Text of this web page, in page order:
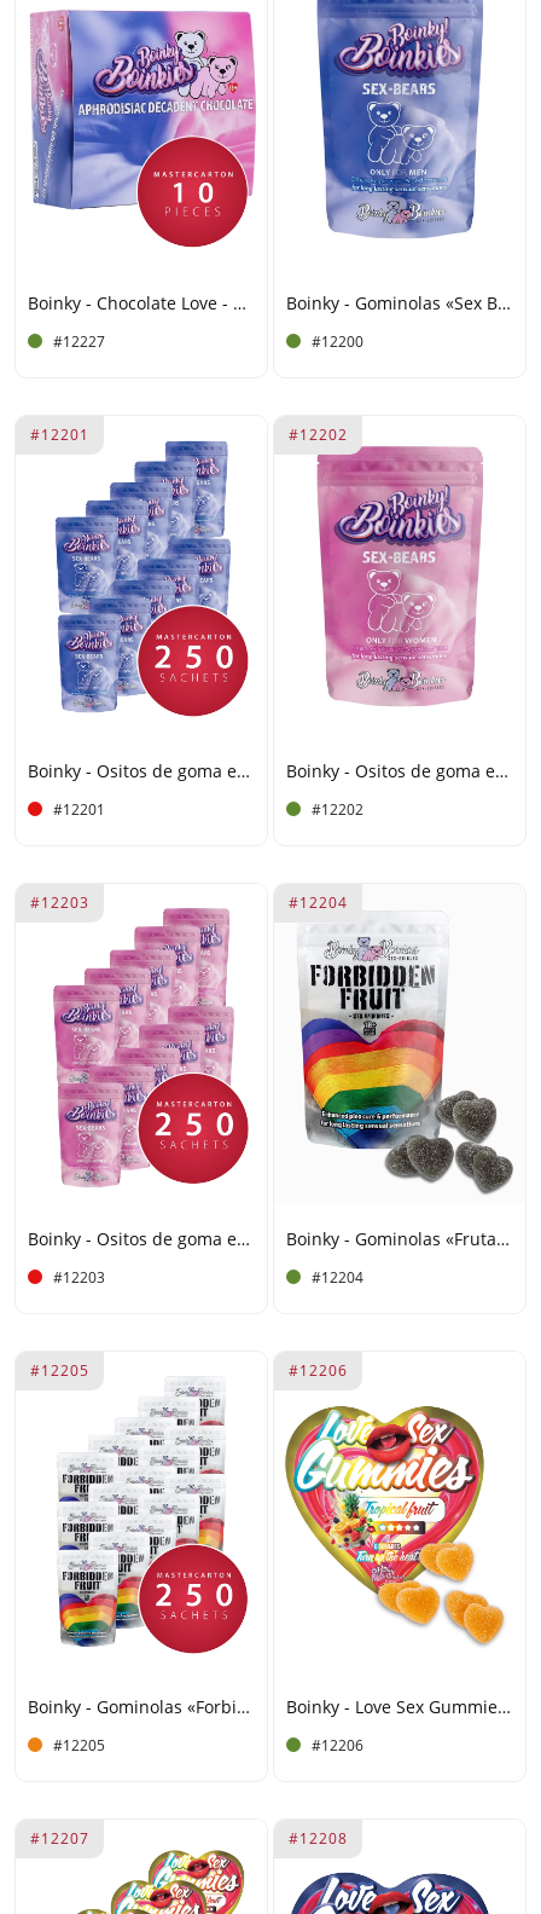
Boinky - Chocolate Love - Expositor de 10 tabletas
#12227
Boinky - Gominolas «Sex Bears» para hombres
#12200
#12201
Boinky - Ositos de goma eróticos para hombres - Caja grande de 250 unidades
#12201
#12202
Boinky - Ositos de goma eróticos para mujeres
#12202
#12203
Boinky - Ositos de goma eróticos para mujeres - Caja grande de 250 unidades
#12203
#12204
Boinky - Gominolas «Fruta del arcoíris prohibida» – Para él y para ella
#12204
#12205
Boinky - Gominolas «Forbidden Rainbow Fruit» – Para él y para ella - Caja grande de 250 unidades
#12205
#12206
Boinky - Love Sex Gummies - Frutas
#12206
#12207 #12208